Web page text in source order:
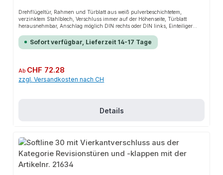
Drehflügeltür, Rahmen und Türblatt aus weiß pulverbeschichtetem,
verzinktem Stahlblech, Verschluss immer auf der Höhenseite, Türblatt
herausnehmbar, Anschlag möglich DIN rechts oder DIN links, Einteiliger
Gipskartonoberflächen, Festmontierte drehbare Maueranker
Sofort verfügbar, Lieferzeit 14-17 Tage
Regulärer Preis:
Ab CHF 72.28
zzgl. Versandkosten nach CH
Details